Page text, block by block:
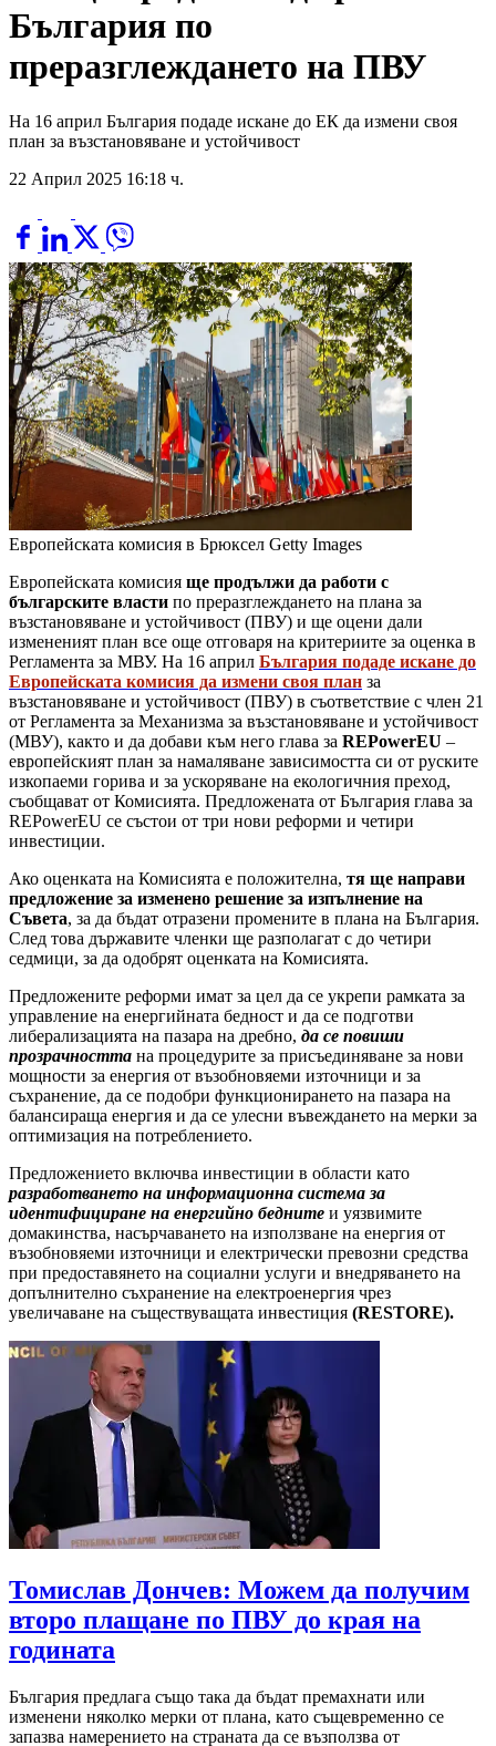
България по
преразглеждането на ПВУ
На 16 април България подаде искане до ЕК да измени своя
план за възстановяване и устойчивост
22 Април 2025 16:18 ч.
Европейската комисия в Брюксел Getty Images
Европейската комисия ще продължи да работи с
българските власти по преразглеждането на плана за
възстановяване и устойчивост (ПВУ) и ще оцени дали
измененият план все още отговаря на критериите за оценка в
Регламента за МВУ. На 16 април България подаде искане до
Европейската комисия да измени своя план за
възстановяване и устойчивост (ПВУ) в съответствие с член 21
от Регламента за Механизма за възстановяване и устойчивост
(МВУ), както и да добави към него глава за REPowerEU –
европейският план за намаляване зависимостта си от руските
изкопаеми горива и за ускоряване на екологичния преход,
съобщават от Комисията. Предложената от България глава за
REPowerEU се състои от три нови реформи и четири
инвестиции.
Ако оценката на Комисията е положителна, тя ще направи
предложение за изменено решение за изпълнение на
Съвета, за да бъдат отразени промените в плана на България.
След това държавите членки ще разполагат с до четири
седмици, за да одобрят оценката на Комисията.
Предложените реформи имат за цел да се укрепи рамката за
управление на енергийната бедност и да се подготви
либерализацията на пазара на дребно, да се повиши
прозрачността на процедурите за присъединяване за нови
мощности за енергия от възобновяеми източници и за
съхранение, да се подобри функционирането на пазара на
балансираща енергия и да се улесни въвеждането на мерки за
оптимизация на потреблението.
Предложението включва инвестиции в области като
разработването на информационна система за
идентифициране на енергийно бедните и уязвимите
домакинства, насърчаването на използване на енергия от
възобновяеми източници и електрически превозни средства
при предоставянето на социални услуги и внедряването на
допълнително съхранение на електроенергия чрез
увеличаване на съществуващата инвестиция (RESTORE).
Томислав Дончев: Можем да получим
второ плащане по ПВУ до края на
годината
България предлага също така да бъдат премахнати или
изменени няколко мерки от плана, като същевременно се
запазва намерението на страната да се възползва от